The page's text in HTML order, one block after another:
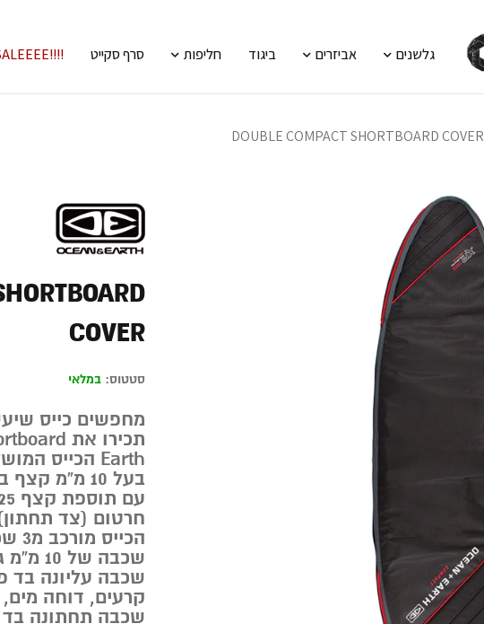
גלשנים אביזרים ביגוד חליפות סרף סקייט !!!!SALEEEE
DOUBLE COMPACT SHORTBOARD COVER
COVER
סטטוס: במלאי
מחפשים כייס
Earth הכייס המושלם לשמירה על הגלשן!
בעל 10 מ”מ קצף בולם זעזועים.
חרטום (צד תחתון)
הכייס מורכב מ3 שכבות:
שכבה של 10 מ”מ גומי קשיח בריילים בלבד.
שכבה עליונה בד
קרעים, דוחה